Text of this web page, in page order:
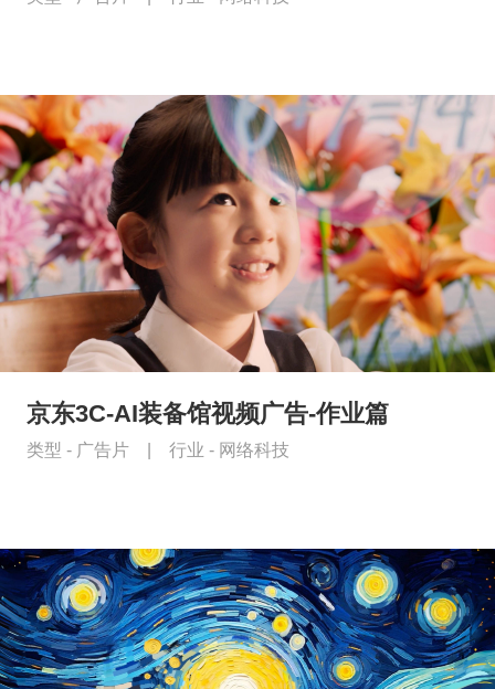
京东3C-AI装备馆视频广告-作业篇
类型 - 广告片 行业 - 网络科技